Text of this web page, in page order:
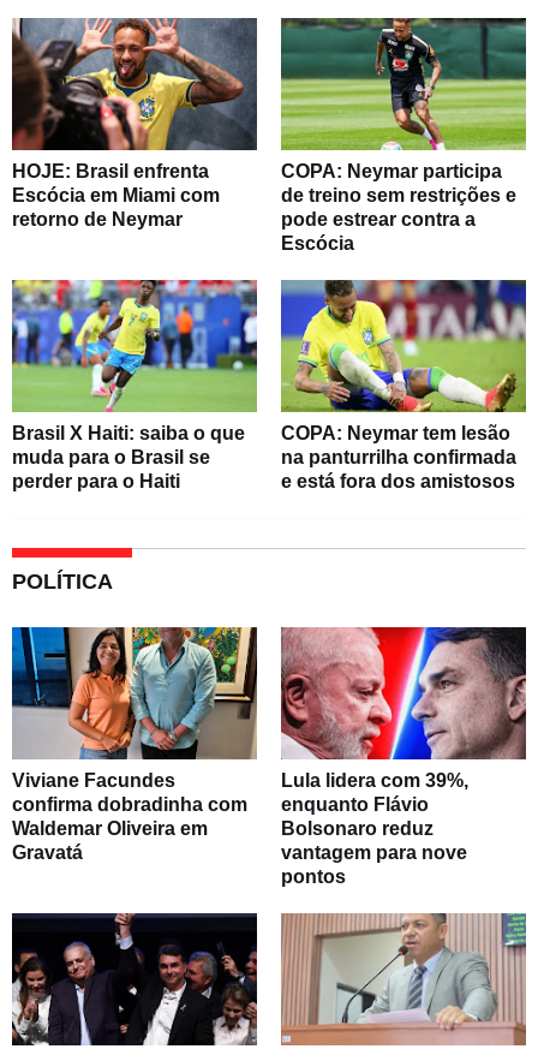
HOJE: Brasil enfrenta
Escócia em Miami com
retorno de Neymar
COPA: Neymar participa
de treino sem restrições e
pode estrear contra a
Escócia
Brasil X Haiti: saiba o que
muda para o Brasil se
perder para o Haiti
COPA: Neymar tem lesão
na panturrilha confirmada
e está fora dos amistosos
POLÍTICA
Viviane Facundes
confirma dobradinha com
Waldemar Oliveira em
Gravatá
Lula lidera com 39%,
enquanto Flávio
Bolsonaro reduz
vantagem para nove
pontos